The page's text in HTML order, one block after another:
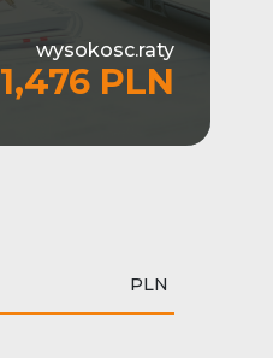
wysokosc.raty
1,476 PLN
PLN